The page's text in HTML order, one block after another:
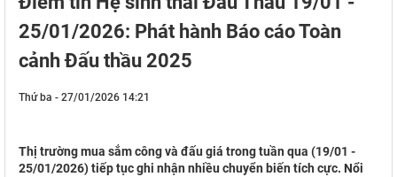
25/01/2026: Phát hành Báo cáo Toàn
cảnh Đấu thầu 2025
Thứ ba - 27/01/2026 14:21
Thị trường mua sắm công và đấu giá trong tuần qua (19/01 -
25/01/2026) tiếp tục ghi nhận nhiều chuyển biến tích cực. Nổi